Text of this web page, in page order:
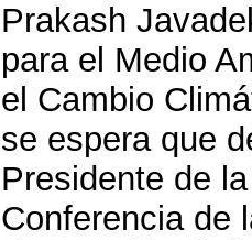
Prakash
para el Medio
el Cambio
se espera que
Presidente de
Conferencia de